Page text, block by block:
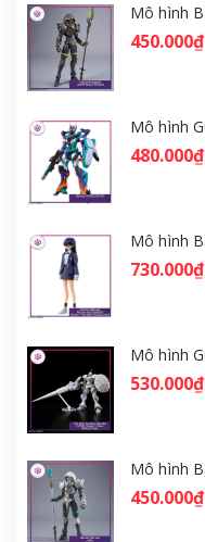
450.000₫
480.000₫
730.000₫
530.000₫
450.000₫